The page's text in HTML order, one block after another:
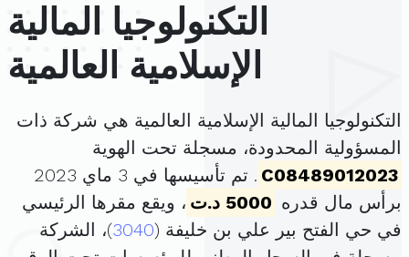
التكنولوجيا المالية
الإسلامية العالمية
التكنولوجيا المالية الإسلامية العالمية هي شركة ذات
المسؤولية المحدودة، مسجلة تحت الهوية
C08489012023
. تم تأسيسها في 3 ماي 2023
برأس مال قدره 5000 د.ت
، ويقع مقرها الرئيسي
في حي الفتح بير علي بن خليفة (3040)، الشركة